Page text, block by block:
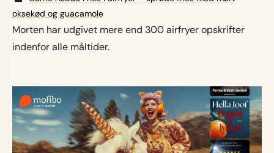
oksekød og guacamole
Morten har udgivet mere end 300 airfryer opskrifter
indenfor alle måltider.